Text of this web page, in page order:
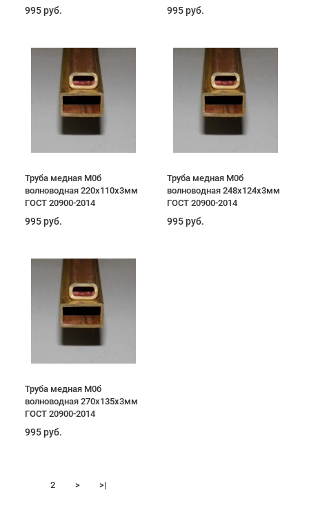
995 руб. 995 руб.
Труба медная М0б
волноводная 220х110х3мм
ГОСТ 20900-2014
995 руб.
Труба медная М0б
волноводная 248х124х3мм
ГОСТ 20900-2014
995 руб.
Труба медная М0б
волноводная 270х135х3мм
ГОСТ 20900-2014
995 руб.
2 > >|